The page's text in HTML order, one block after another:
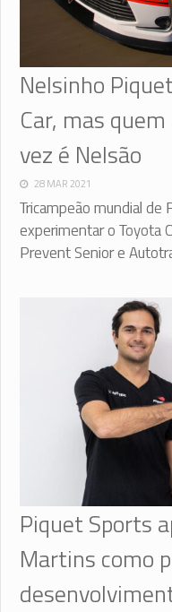
Nelsinho
Car, mas
vez é Nelsão
28 MAR 2021
Tricampeão mundial de
experimentar o Toyota
Prevent Senior e
Piquet Sports
Martins como